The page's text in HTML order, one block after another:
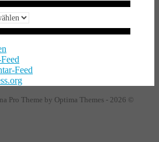
Feed
Pro Theme by Optima Themes - 2026 ©